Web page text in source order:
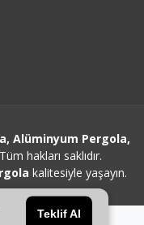
Teklif Al
Alüminyum Pergola,
hakları saklıdır.
kalitesiyle yaşayın.